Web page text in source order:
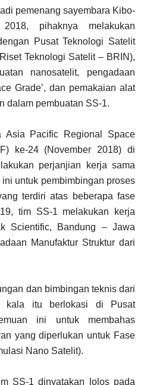
pemenang sayembara Kibo-
pihaknya melakukan
Pusat Teknologi Satelit
Teknologi Satelit – BRIN),
nanosatelit, pengadaan
Grade’, dan pemakaian alat
dalam pembuatan SS-1.
Asia Pacific Regional Space
ke-24 (November 2018) di
perjanjian kerja sama
untuk pembimbingan proses
terdiri atas beberapa fase
tim SS-1 melakukan kerja
Scientific, Bandung – Jawa
Manufaktur Struktur dari
dan bimbingan teknis dari
kala itu berlokasi di Pusat
ini untuk membahas
yang diperlukan untuk Fase
Nano Satelit).
SS-1 dinyatakan lolos pada